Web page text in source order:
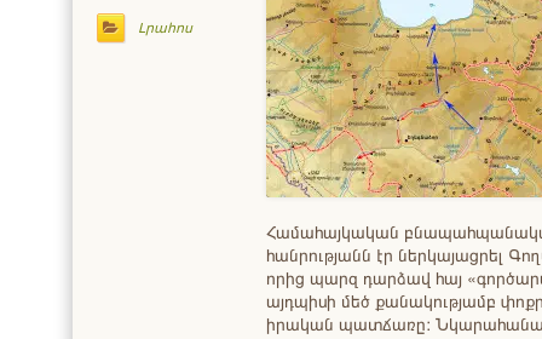
Լրահոս
Համահայկական
հանրությանն էր ներկայացրել
որից պարզ դարձավ հայ
այդպիսի մեծ քանակությամբ
իրական պատճառը: